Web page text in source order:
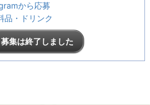
から応募
品・ドリンク
募集は終了しました